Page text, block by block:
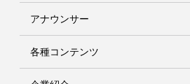
アナウンサー
各種コンテンツ